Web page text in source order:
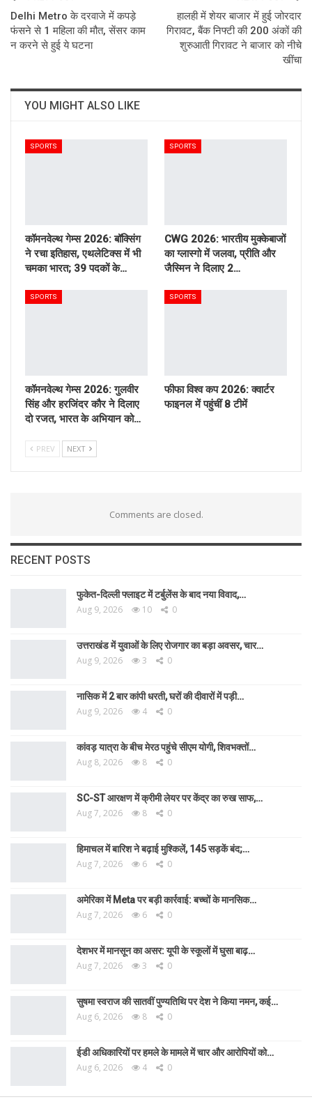
Delhi Metro के दरवाजे में कपड़े
फंसने से 1 महिला की मौत, सेंसर काम
न करने से हुई ये घटना
हालही में शेयर बाजार में हुई जोरदार
गिरावट, बैंक निफ्टी की 200 अंकों की
शुरुआती गिरावट ने बाजार को नीचे
खींचा
YOU MIGHT ALSO LIKE
SPORTS
कॉमनवेल्थ गेम्स 2026: बॉक्सिंग
ने रचा इतिहास, एथलेटिक्स में भी
चमका भारत; 39 पदकों के…
SPORTS
CWG 2026: भारतीय मुक्केबाजों
का ग्लास्गो में जलवा, प्रीति और
जैस्मिन ने दिलाए 2…
SPORTS
कॉमनवेल्थ गेम्स 2026: गुलवीर
सिंह और हरजिंदर कौर ने दिलाए
दो रजत, भारत के अभियान को…
SPORTS
फीफा विश्व कप 2026: क्वार्टर
फाइनल में पहुंचीं 8 टीमें
PREV NEXT
Comments are closed.
RECENT POSTS
फुकेत-दिल्ली फ्लाइट में टर्बुलेंस के बाद नया विवाद,…
Aug 9, 2026 10 0
उत्तराखंड में युवाओं के लिए रोजगार का बड़ा अवसर, चार…
Aug 9, 2026 3 0
नासिक में 2 बार कांपी धरती, घरों की दीवारों में पड़ी…
Aug 9, 2026 4 0
कांवड़ यात्रा के बीच मेरठ पहुंचे सीएम योगी, शिवभक्तों…
Aug 8, 2026 8 0
SC-ST आरक्षण में क्रीमी लेयर पर केंद्र का रुख साफ,…
Aug 7, 2026 8 0
हिमाचल में बारिश ने बढ़ाई मुश्किलें, 145 सड़कें बंद;…
Aug 7, 2026 6 0
अमेरिका में Meta पर बड़ी कार्रवाई: बच्चों के मानसिक…
Aug 7, 2026 6 0
देशभर में मानसून का असर: यूपी के स्कूलों में घुसा बाढ़…
Aug 7, 2026 3 0
सुषमा स्वराज की सातवीं पुण्यतिथि पर देश ने किया नमन, कई…
Aug 6, 2026 8 0
ईडी अधिकारियों पर हमले के मामले में चार और आरोपियों को…
Aug 6, 2026 4 0